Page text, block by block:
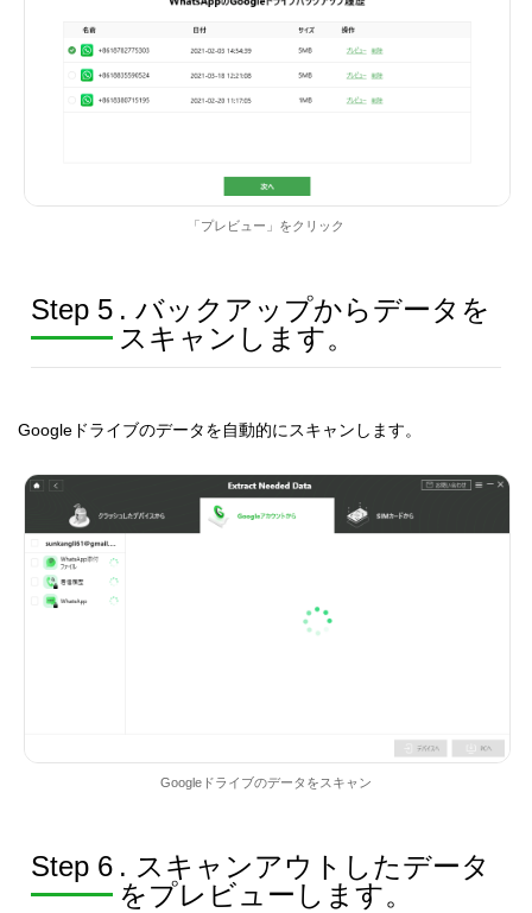
「プレビュー」をクリック
Step 5 . バックアップからデータを
スキャンします。
Googleドライブのデータを自動的にスキャンします。
Googleドライブのデータをスキャン
Step 6 . スキャンアウトしたデータ
をプレビューします。